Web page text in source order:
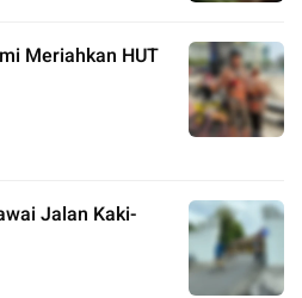
Meriahkan HUT
Jalan Kaki-